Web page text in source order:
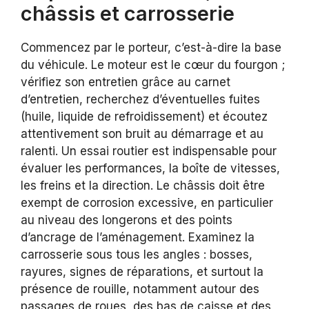
châssis et carrosserie
Commencez par le porteur, c’est-à-dire la base
du véhicule. Le moteur est le cœur du fourgon ;
vérifiez son entretien grâce au carnet
d’entretien, recherchez d’éventuelles fuites
(huile, liquide de refroidissement) et écoutez
attentivement son bruit au démarrage et au
ralenti. Un essai routier est indispensable pour
évaluer les performances, la boîte de vitesses,
les freins et la direction. Le châssis doit être
exempt de corrosion excessive, en particulier
au niveau des longerons et des points
d’ancrage de l’aménagement. Examinez la
carrosserie sous tous les angles : bosses,
rayures, signes de réparations, et surtout la
présence de rouille, notamment autour des
passages de roues, des bas de caisse et des